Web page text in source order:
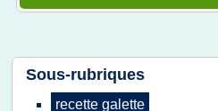
Sous-rubriques
recette galette